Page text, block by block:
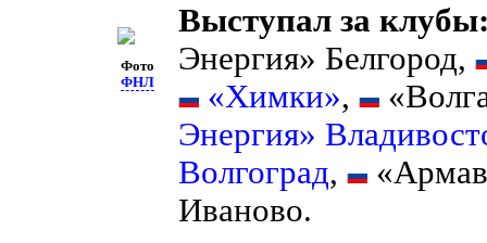
Фото
ФНЛ
Выступал за
Энергия» Белгород,
«Химки»,
Энергия»
Волгоград,
Иваново.